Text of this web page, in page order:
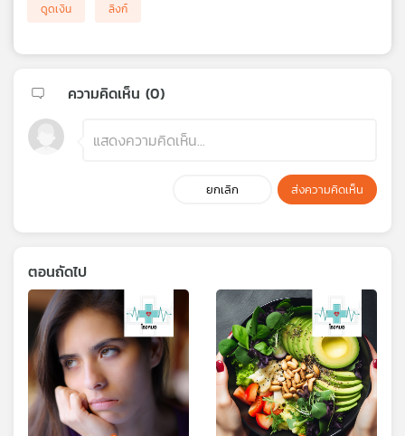
ดูดเงิน
ลิงก์
ความคิดเห็น (0)
ยกเลิก ส่งความคิดเห็น
ตอนถัดไป